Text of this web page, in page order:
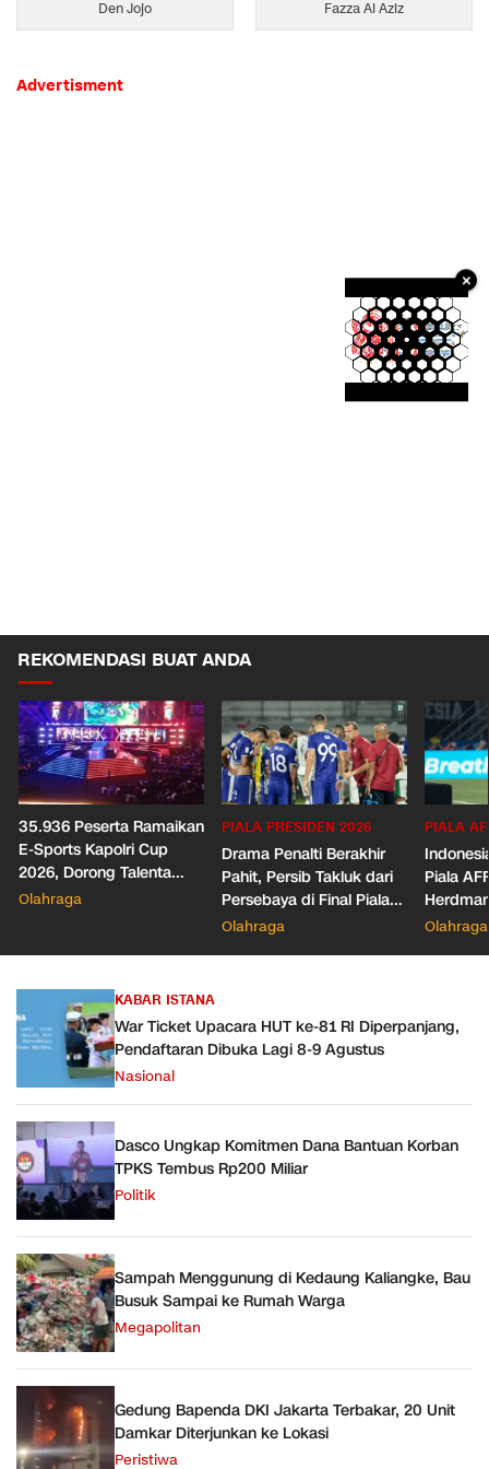
Den Jojo Fazza Al Aziz
Advertisment
REKOMENDASI BUAT ANDA
35.936 Peserta Ramaikan
E-Sports Kapolri Cup
2026, Dorong Talenta
Digital dan Keamanan
Olahraga
PIALA PRESIDEN 2026
Drama Penalti Berakhir
Pahit, Persib Takluk dari
Persebaya di Final Piala
Presiden 2026
Olahraga
PIALA
Piala
Wasit
Olahraga
KABAR ISTANA
War Ticket Upacara HUT ke-81 RI Diperpanjang,
Pendaftaran Dibuka Lagi 8-9 Agustus
Nasional
Dasco Ungkap Komitmen Dana Bantuan Korban
TPKS Tembus Rp200 Miliar
Politik
Sampah Menggunung di Kedaung Kaliangke, Bau
Busuk Sampai ke Rumah Warga
Megapolitan
Gedung Bapenda DKI Jakarta Terbakar, 20 Unit
Damkar Diterjunkan ke Lokasi
Peristiwa
×